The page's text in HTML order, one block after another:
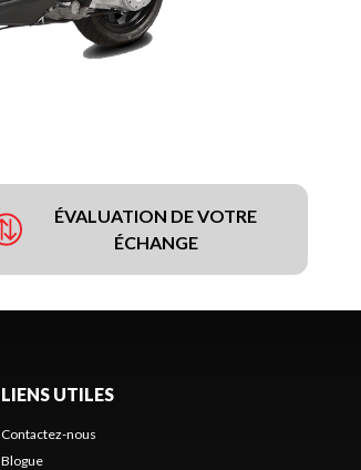
ÉVALUATION DE VOTRE
ÉCHANGE
LIENS UTILES
Contactez-nous
Blogue